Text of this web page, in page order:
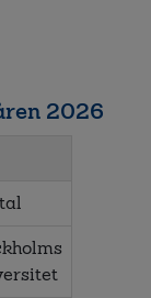
2026